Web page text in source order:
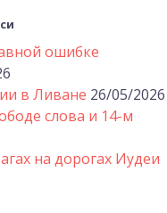
ошибке
в Ливане 26/05/2026
слова и 14-м
на дорогах Иудеи